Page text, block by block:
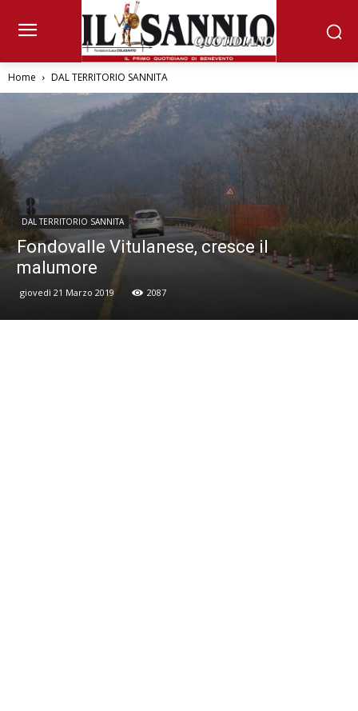
Home DAL TERRITORIO SANNITA
DAL TERRITORIO SANNITA
Fondovalle Vitulanese, cresce il
malumore
giovedì 21 Marzo 2019 2087